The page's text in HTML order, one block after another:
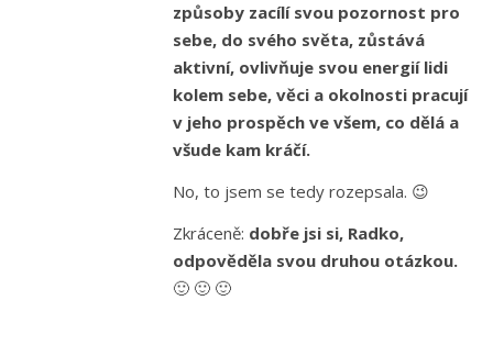
způsoby zacílí svou pozornost pro
sebe, do svého světa, zůstává
aktivní, ovlivňuje svou energií lidi
kolem sebe, věci a okolnosti pracují
v jeho prospěch ve všem, co dělá a
všude kam kráčí.
No, to jsem se tedy rozepsala. 😉
Zkráceně: dobře jsi si, Radko,
odpověděla svou druhou otázkou.
🙂 🙂 🙂